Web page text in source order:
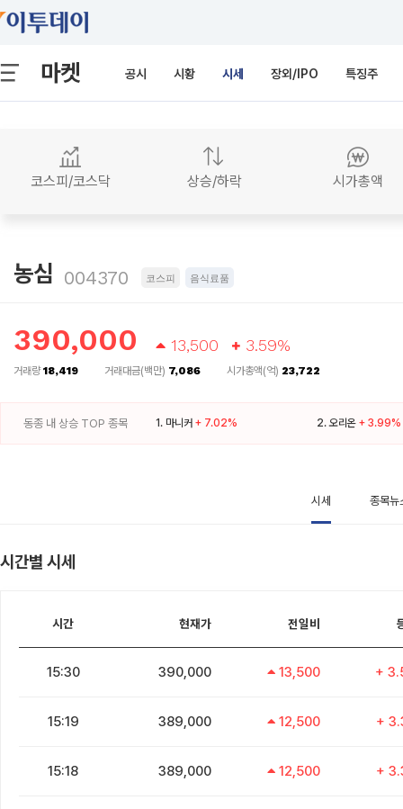
마켓 공시 시황 시세 장외/IPO 특징주
코스피/코스닥 상승/하락 시가총액
농심 004370 코스피 음식료품
390,000 13,500 3.59%
거래량18,419 거래대금(백만) 7,086 시가총액(억) 23,722
동종 내 상승 TOP 종목 1. 마니커 + 7.02% 2.오리온 + 3.99%
시세 종목뉴